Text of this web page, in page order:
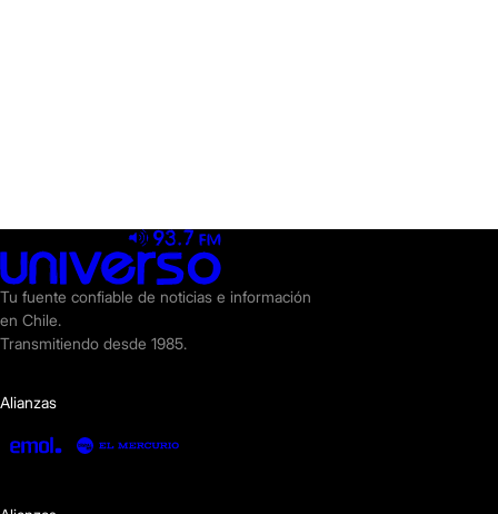
Tu fuente confiable de noticias e información
en Chile.
Transmitiendo desde 1985.
Alianzas